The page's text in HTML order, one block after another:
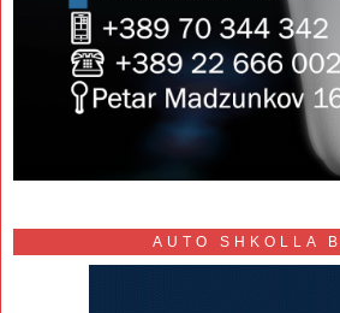
AUTO SHKOLLA